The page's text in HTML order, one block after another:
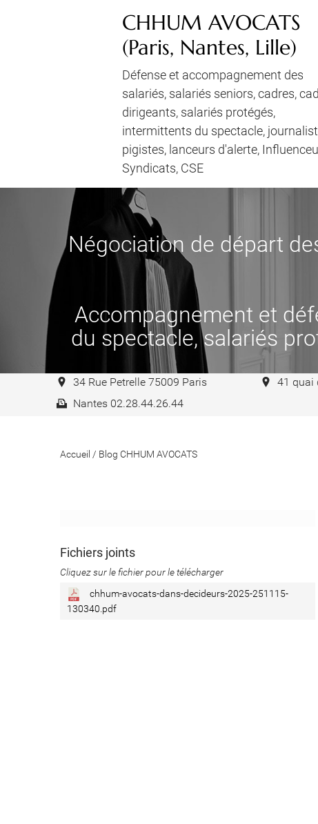
CHHUM AVOCATS
(Paris, Nantes, Lille)
Défense et accompagnement des
salariés, salariés seniors, cadres,
dirigeants, salariés protégés,
intermittents du spectacle,
pigistes, lanceurs d'alerte,
Syndicats, CSE
Négociation de départ
Accompagnement et
du spectacle, salariés
34 Rue Petrelle 75009 Paris 41 quai
Nantes 02.28.44.26.44
Accueil / Blog CHHUM AVOCATS
Fichiers joints
Cliquez sur le fichier pour le télécharger
chhum-avocats-dans-decideurs-2025-251115-
130340.pdf